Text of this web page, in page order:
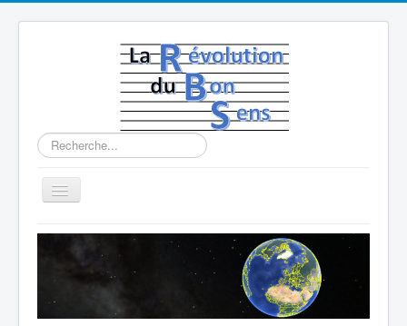
Rechercher
Basculer
la
Programmes politiques
Pouvoir d'achat bas salaires
Pouvoir d'achat petites retraites